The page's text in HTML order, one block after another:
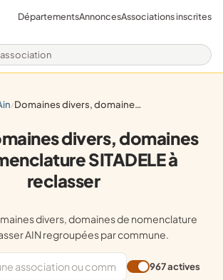
association
DépartementsAnnoncesAssociations inscrites
ain/ domaines divers, domaines de nomenclature sitadele à reclasser
divers, domaines
SITADELE à
reclasser
AIN regroupées par commune.
967 actives